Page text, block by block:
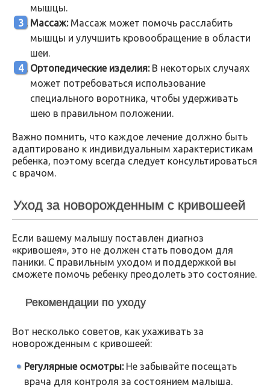
мышцы.
Массаж:Массаж может помочь расслабить
мышцы и улучшить кровообращение в области
шеи.
Ортопедические изделия:В некоторых случаях
может потребоваться использование
специального воротника, чтобы удерживать
шею в правильном положении.
Важно помнить, что каждое лечение должно быть
адаптировано к индивидуальным характеристикам
ребенка, поэтому всегда следует консультироваться
с врачом.
Уход за новорожденным с кривошеей
Если вашему малышу поставлен диагноз
«кривошея», это не должен стать поводом для
паники. С правильным уходом и поддержкой вы
сможете помочь ребенку преодолеть это состояние.
Рекомендации по уходу
Вот несколько советов, как ухаживать за
новорожденным с кривошеей:
Регулярные осмотры:Не забывайте посещать
врача для контроля за состоянием малыша.